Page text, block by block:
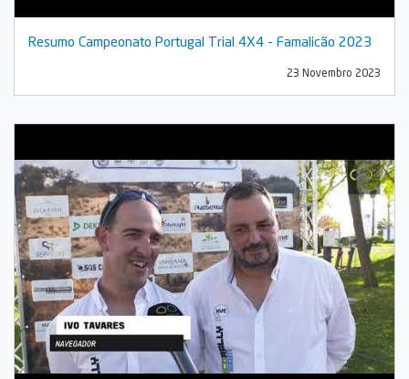
Resumo Campeonato Portugal Trial 4X4 - Famalicão 2023
23 Novembro 2023